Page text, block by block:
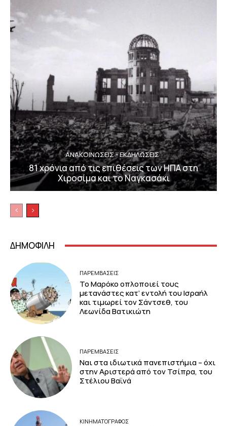
ΑΝΑΚΟΙΝΩΣΕΙΣ - ΕΚΔΗΛΩΣΕΙΣ
81 χρόνια από τις επιθέσεις των ΗΠΑ στη
Χιροσίμα και το Ναγκασάκι
ΔΗΜΟΦΙΛΗ
ΠΑΡΕΜΒΑΣΕΙΣ
Το Μαρόκο οπλοποιεί τους
μετανάστες κατ’ εντολή του Ισραήλ
και τιμωρεί τον Σάντσεθ, του
Λεωνίδα Βατικιώτη
ΠΑΡΕΜΒΑΣΕΙΣ
Ναι στα ιδιωτικά πανεπιστήμια – όχι
στην Αριστερά από τον Τσίπρα, του
Στέλιου Βαϊνά
ΚΙΝΗΜΑΤΟΓΡΆΦΟΣ